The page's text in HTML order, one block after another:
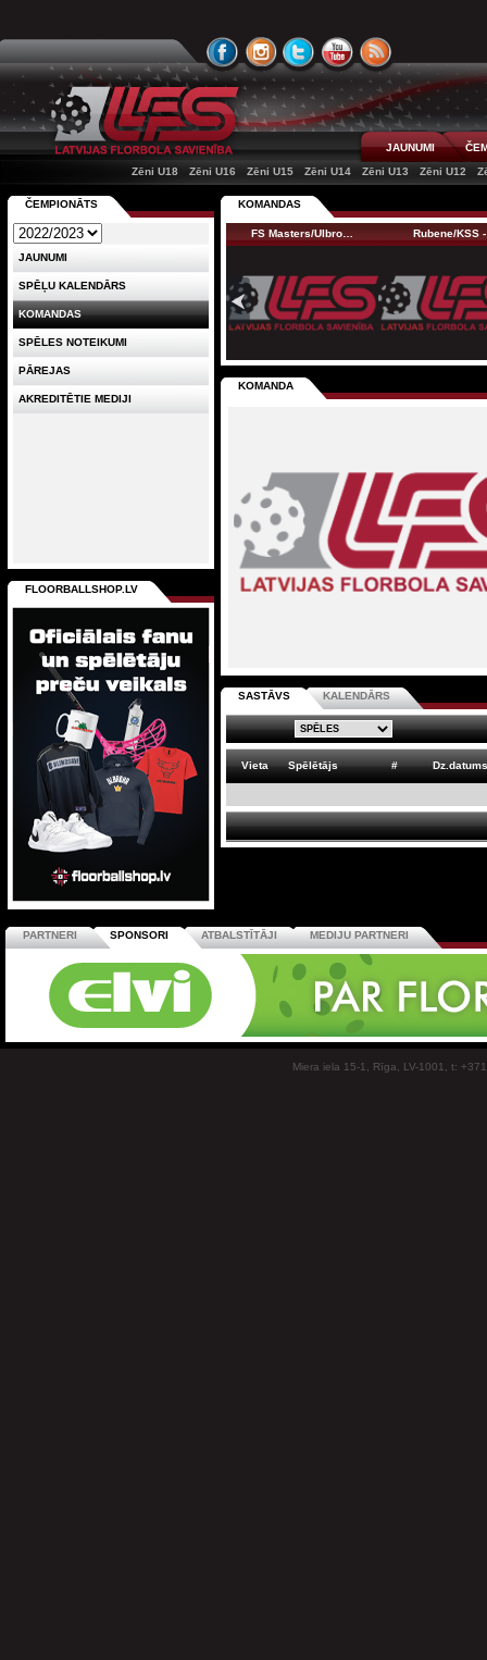
JAUNUMI
Zēni U18
Zēni U16 Zēni U15 Zēni U14 Zēni U13 Zēni U12
KOMANDAS
FS Masters/Ulbro… Rubene/KSS
KOMANDA
SASTĀVS KALENDĀRS
Vieta Spēlētājs # Dz.datums
ČEMPIONĀTS
JAUNUMI
SPĒĻU KALENDĀRS
KOMANDAS
SPĒLES NOTEIKUMI
PĀREJAS
AKREDITĒTIE MEDIJI
FLOORBALLSHOP.LV
PARTNERI SPONSORI ATBALSTĪTĀJI MEDIJU PARTNERI
Miera iela 15-1, Rīga, LV-1001, t: